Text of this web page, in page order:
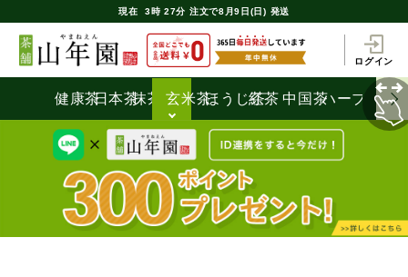
現在 3時 27分 注文で8月9日(日) 発送
ログイン
健康茶日本茶抹茶 玄米茶ほうじ茶
紅茶 中国茶ハーブティ